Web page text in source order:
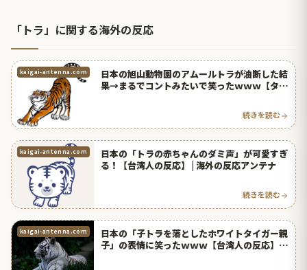
「トラ」に関する海外の反応
kaigai-antenna.com
日本の旭山動物園のアムールトラが油断した結
果→まるでコントみたいで笑ったｗｗｗ【タイ
続きを読む
kaigai-antenna.com
日本の「トラの赤ちゃんのダミ声」が可愛すぎ
る！【台湾人の反応】 | 海外の反応アンテナ
続きを読む
kaigai-antenna.com
日本の「子トラを落としたホワイトタイガー親
子」の表情に笑ったｗｗｗ【台湾人の反応】 |